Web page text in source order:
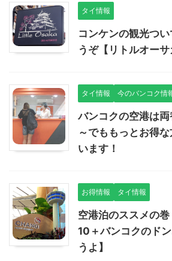
タイ情報
コンケンの観光つ
うぞ【リトルオーサ
タイ情報 今のバンコク情
バンコクの空港は
～でももっとお得
います！
お得情報 タイ情報
空港泊のススメの
10＋バンコクのド
うよ】